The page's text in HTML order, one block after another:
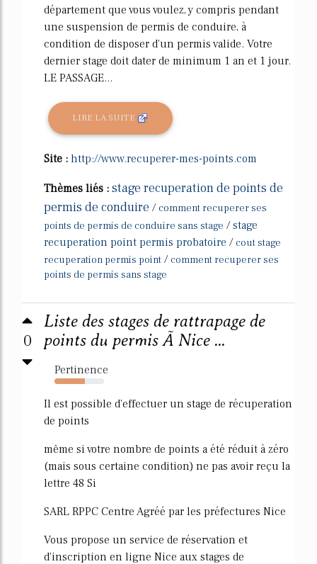
département que vous voulez, y compris pendant
une suspension de permis de conduire, à
condition de disposer d'un permis valide. Votre
dernier stage doit dater de minimum 1 an et 1 jour.
LE PASSAGE...
LIRE LA SUITE
Site : http://www.recuperer-mes-points.com
Thèmes liés : stage recuperation de points de
permis de conduire / comment recuperer ses
points de permis de conduire sans stage /stage
recuperation point permis probatoire / cout stage
recuperation permis point / comment recuperer ses
points de permis sans stage
0
Liste des stages de rattrapage de
points du permis Ã Nice ...
Pertinence
61%
Il est possible d'effectuer un stage de récuperation
de points
même si votre nombre de points a été réduit à zéro
(mais sous certaine condition) ne pas avoir reçu la
lettre 48 Si
SARL RPPC Centre Agréé par les préfectures Nice
Vous propose un service de réservation et
d'inscription en ligne Nice aux stages de